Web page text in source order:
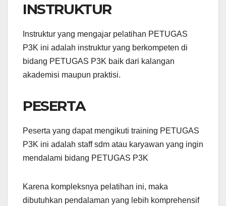
INSTRUKTUR
Instruktur yang mengajar pelatihan PETUGAS
P3K ini adalah instruktur yang berkompeten di
bidang PETUGAS P3K baik dari kalangan
akademisi maupun praktisi.
PESERTA
Peserta yang dapat mengikuti training PETUGAS
P3K ini adalah staff sdm atau karyawan yang ingin
mendalami bidang PETUGAS P3K
Karena kompleksnya pelatihan ini, maka
dibutuhkan pendalaman yang lebih komprehensif